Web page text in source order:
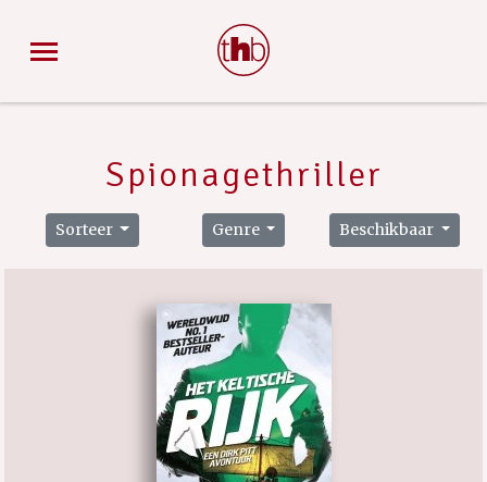
Spionagethriller
Sorteer Genre Beschikbaar